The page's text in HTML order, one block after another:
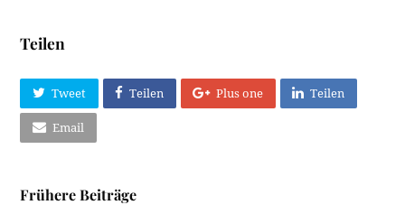
Teilen
Tweet Teilen Plus one Teilen
Email
Frühere Beiträge